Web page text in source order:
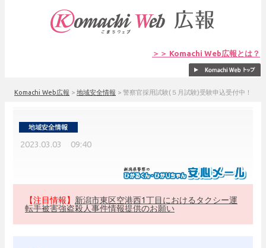
＞＞ Komachi Web広報とは？
Komachi Web広報 > 地域安全情報 > 警察官採用試験(５月試験)受験申込受付中！
2023.03.03 09:40
【注目情報】 新潟市東区空港西1丁目におけるタクシー運
転手被害強盗殺人事件情報提供のお願い